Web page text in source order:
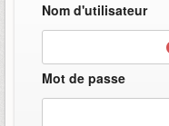
Nom d'utilisateur
Mot de passe